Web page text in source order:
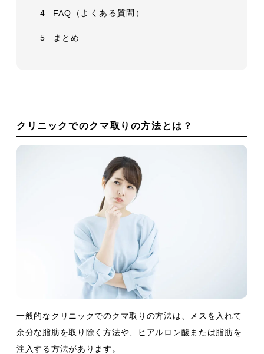
4 FAQ（よくある質問）
5 まとめ
クリニックでのクマ取りの方法とは？
一般的なクリニックでのクマ取りの方法は、メスを入れて
余分な脂肪を取り除く方法や、ヒアルロン酸または脂肪を
注入する方法があります。